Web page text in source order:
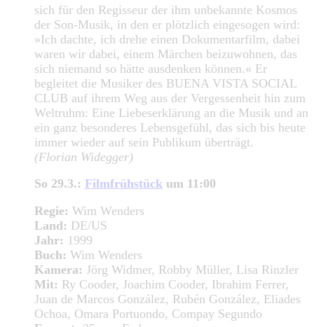
sich für den Regisseur der ihm unbekannte Kosmos
der Son-Musik, in den er plötzlich eingesogen wird:
»Ich dachte, ich drehe einen Dokumentarfilm, dabei
waren wir dabei, einem Märchen beizuwohnen, das
sich niemand so hätte ausdenken können.« Er
begleitet die Musiker des BUENA VISTA SOCIAL
CLUB auf ihrem Weg aus der Vergessenheit hin zum
Weltruhm: Eine Liebeserklärung an die Musik und an
ein ganz besonderes Lebensgefühl, das sich bis heute
immer wieder auf sein Publikum überträgt.
(Florian Widegger)
So 29.3.: Filmfrühstück um 11:00
Regie: Wim Wenders
Land: DE/US
Jahr: 1999
Buch: Wim Wenders
Kamera: Jörg Widmer, Robby Müller, Lisa Rinzler
Mit: Ry Cooder, Joachim Cooder, Ibrahim Ferrer,
Juan de Marcos González, Rubén González, Eliades
Ochoa, Omara Portuondo, Compay Segundo